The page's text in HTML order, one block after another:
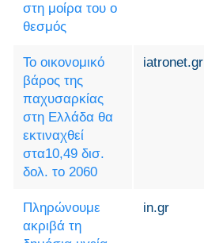
στη μοίρα του ο
θεσμός
Το οικονομικό
βάρος της
παχυσαρκίας
στη Ελλάδα θα
εκτιναχθεί
στα10,49 δισ.
δολ. το 2060
iatronet.gr
Πληρώνουμε
ακριβά τη
in.gr